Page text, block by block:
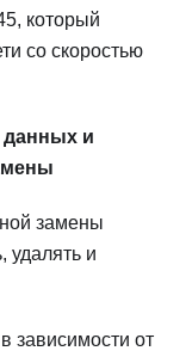
который
со скоростью
данных и
замены
удалять и
зависимости от